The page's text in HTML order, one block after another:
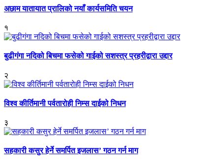
अछाम यातायात प्रालिको नयाँ कार्यसमिति चयन
१
बुढीगंगा नदिको बिचमा फसेको गाईको सशस्त्र प्रहरीद्वारा उद्दार
२
विश्व कीर्तिमानी पर्वतारोही निम्स दाईको निधन
३
सहकारी कसुर हेर्ने समर्पित इजलास’ गठन गर्न माग